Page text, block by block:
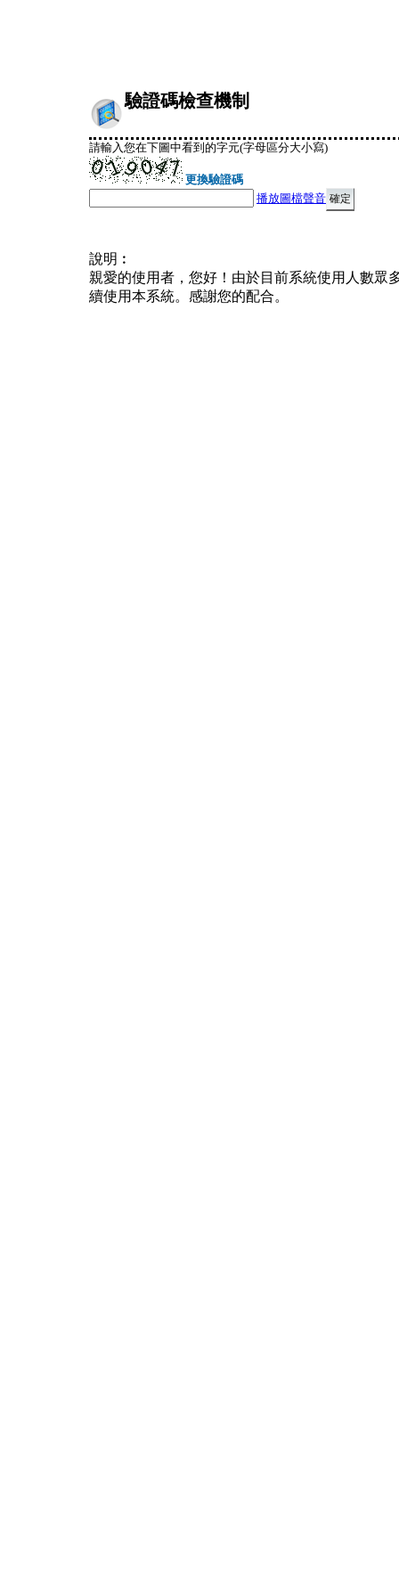
驗證碼檢查機制
請輸入您在下圖中看到的字元(字母區分大小寫)
更換驗證碼
播放圖檔聲音
說明︰
親愛的使用者，您好！由於目前系統使用人數眾
續使用本系統。感謝您的配合。